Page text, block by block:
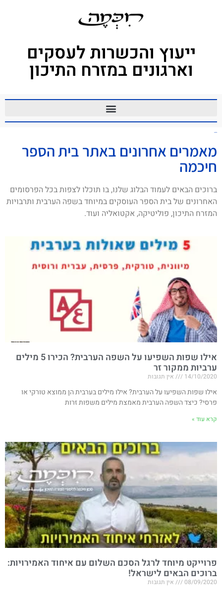
ייעוץ והכשרות לעסקים
וארגונים במזרח התיכון
המלצות
מאמרים אחרונים באתר בית הספר
חיכמה
ברוכים הבאים לעמוד הבלוג שלנו, בו תוכלו לצפות בכל הפרסומים
האחרונים של בית הספר העוסקים במיוחד בשפה הערבית ותרבויות
המזרח התיכון, פוליטיקה, אקטואליה ועוד.
אילו שפות השפיעו על השפה הערבית? הכירו 5 מילים
ערביות ממקור זר
14/10/2020 אין תגובות
אילו שפות השפיעו על הערבית? אילו מילים בערבית הן ממוצא טורקי או
פרסי? כיצד השפה הערבית מאמצת מילים משפות זרות
קרא עוד »
פרוייקט מיוחד לרגל הסכם השלום עם איחוד האמירויות​:
ברוכים הבאים לישראל!
08/09/2020 אין תגובות